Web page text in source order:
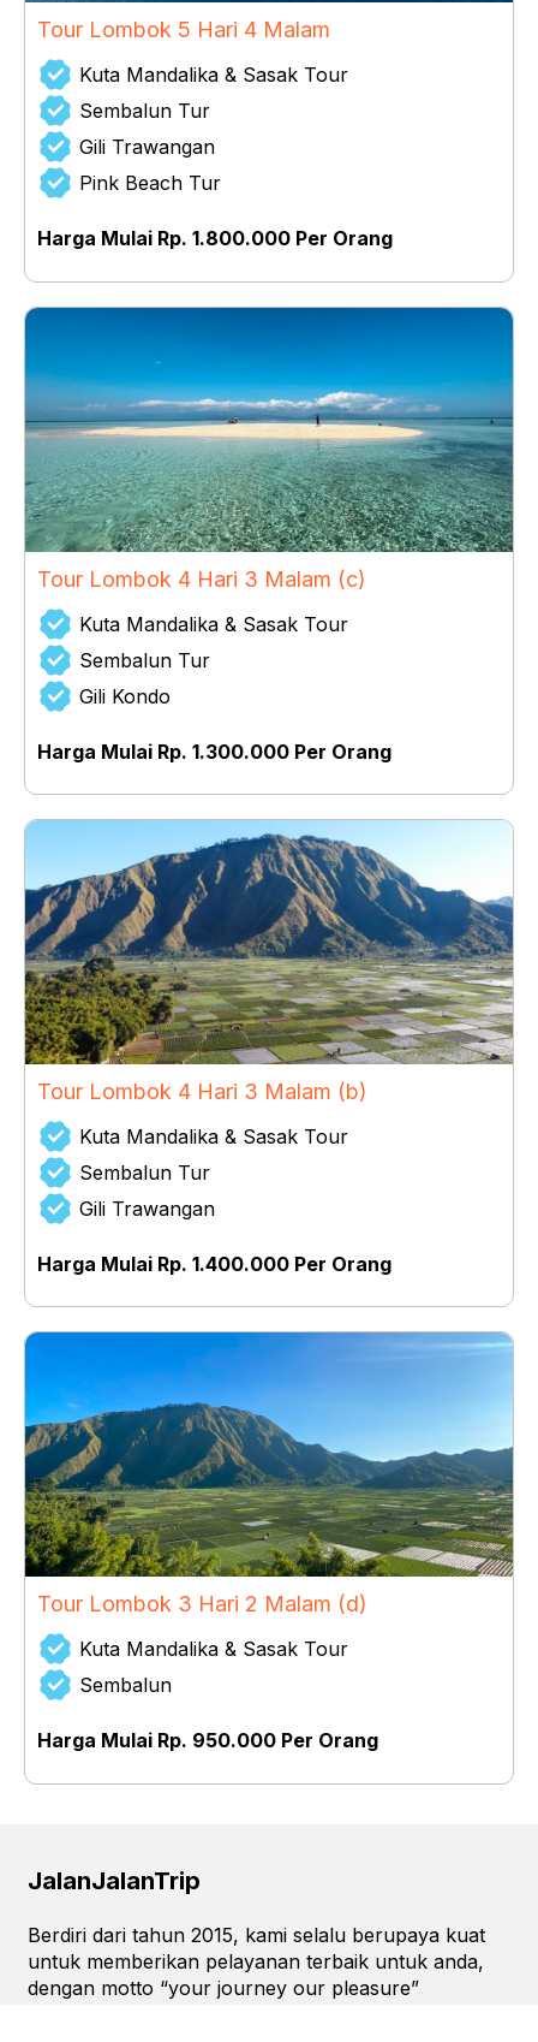
Tour Lombok 5 Hari 4 Malam
Kuta Mandalika & Sasak Tour
Sembalun Tur
Gili Trawangan
Pink Beach Tur
Harga Mulai Rp. 1.800.000 Per Orang
Tour Lombok 4 Hari 3 Malam (c)
Kuta Mandalika & Sasak Tour
Sembalun Tur
Gili Kondo
Harga Mulai Rp. 1.300.000 Per Orang
Tour Lombok 4 Hari 3 Malam (b)
Kuta Mandalika & Sasak Tour
Sembalun Tur
Gili Trawangan
Harga Mulai Rp. 1.400.000 Per Orang
Tour Lombok 3 Hari 2 Malam (d)
Kuta Mandalika & Sasak Tour
Sembalun
Harga Mulai Rp. 950.000 Per Orang
JalanJalanTrip
Berdiri dari tahun 2015, kami selalu berupaya kuat
untuk memberikan pelayanan terbaik untuk anda,
dengan motto “your journey our pleasure”